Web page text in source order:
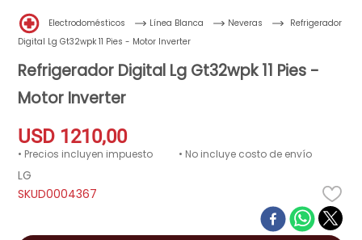
Electrodomésticos Línea Blanca Neveras
Refrigerador
Digital Lg Gt32wpk 11 Pies - Motor Inverter
Refrigerador Digital Lg Gt32wpk 11 Pies -
Motor Inverter
USD 1210,00
• Precios incluyen impuesto • No incluye costo de envío
LG
D0004367
TÉRMINOS MÁS BUSCADOS
1. aire acondicionado
2. nevera
3. lavadora
4 cocina
5. ventilador